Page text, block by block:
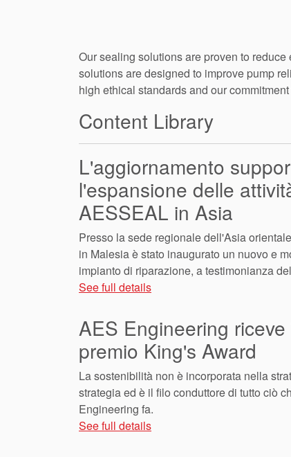
Our sealing solutions are proven to
solutions are designed to improve pump
high ethical standards and our
Content Library
L'aggiornamento
l'espansione delle
AESSEAL in Asia
Presso la sede regionale dell'Asia
in Malesia è stato inaugurato un nuovo e
impianto di riparazione, a testimonianza
See full details
AES Engineering riceve
premio King's Award
La sostenibilità non è incorporata nella
strategia ed è il filo conduttore di tutto ciò
Engineering fa.
See full details